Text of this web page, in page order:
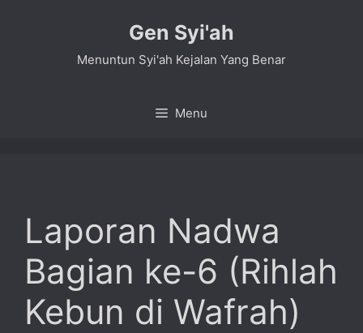
Gen Syi'ah
Menuntun Syi'ah Kejalan Yang Benar
Menu
Laporan Nadwa
Bagian ke-6 (Rihlah
Kebun di Wafrah)